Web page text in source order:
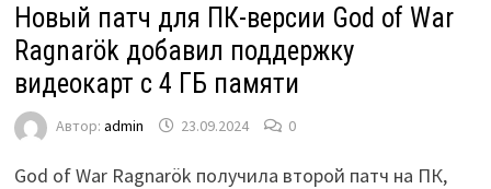
Новый патч для ПК-версии God of War
Ragnarök добавил поддержку
видеокарт с 4 ГБ памяти
Автор: admin 23.09.2024 0
God of War Ragnarök получила второй патч на ПК,